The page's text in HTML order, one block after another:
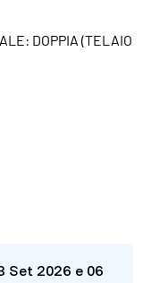
DOPPIA (TELAIO
Set 2026 e 06